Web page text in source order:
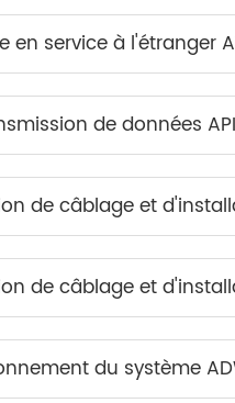
en service à l'étranger
de données
de câblage et
de câblage et
du système ADW300-4GHW